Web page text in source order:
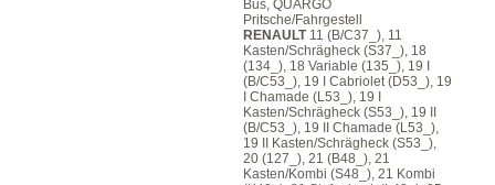
Bus, QUARGO
Pritsche/Fahrgestell
RENAULT11 (B/C37_), 11
Kasten/Schrägheck (S37_), 18
(134_), 18 Variable (135_), 19 I
(B/C53_), 19 I Cabriolet (D53_), 19
I Chamade (L53_), 19 I
Kasten/Schrägheck (S53_), 19 II
(B/C53_), 19 II Chamade (L53_),
19 II Kasten/Schrägheck (S53_),
20 (127_), 21 (B48_), 21
Kasten/Kombi (S48_), 21 Kombi